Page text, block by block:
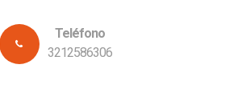
Teléfono
3212586306